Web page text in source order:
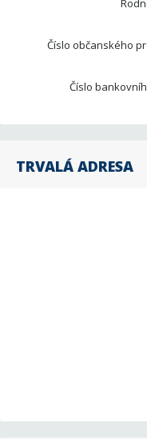
Číslo občanského
Číslo
TRVALÁ ADRESA